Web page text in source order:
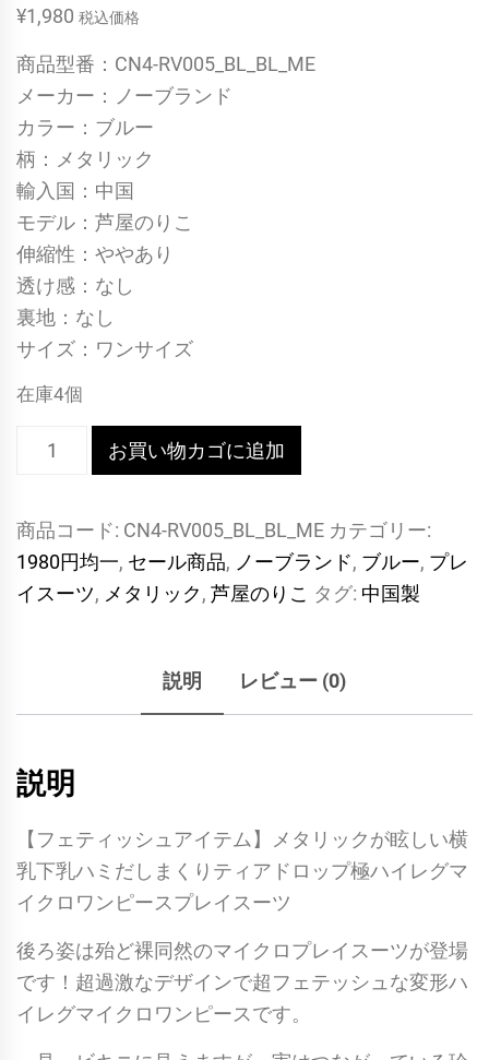
¥1,980 税込価格
商品型番：CN4-RV005_BL_BL_ME
メーカー：ノーブランド
カラー：ブルー
柄：メタリック
輸入国：中国
モデル：芦屋のりこ
伸縮性：ややあり
透け感：なし
裏地：なし
サイズ：ワンサイズ
在庫4個
ッ
ク
が
下
ハ
ミ
だ
し
ま
く
お買い物カゴに追加
商品コード: CN4-RV005_BL_BL_ME カテゴリー:
1980円均一, セール商品, ノーブランド, ブルー, プレ
イスーツ, メタリック, 芦屋のりこ タグ: 中国製
説明 レビュー (0)
説明
【フェティッシュアイテム】メタリックが眩しい横
乳下乳ハミだしまくりティアドロップ極ハイレグマ
イクロワンピースプレイスーツ
後ろ姿は殆ど裸同然のマイクロプレイスーツが登場
です！超過激なデザインで超フェテッシュな変形ハ
イレグマイクロワンピースです。